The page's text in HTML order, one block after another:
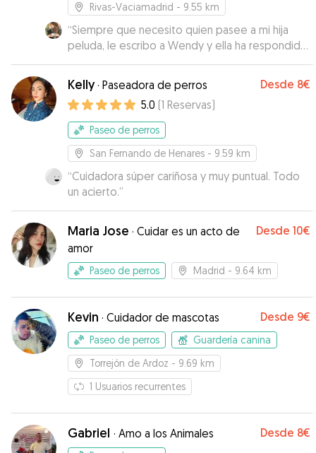
Rivas-Vaciamadrid - 9.55 km
“Siempre que necesito quien pasee a mi hija
peluda, le escribo a Wendy y ella ha respondido
hasta a mis imprevistos de última hora. Es una
cuidadora excelente a la que se le nota su amor
y su dedicación con los animales. Arwen la pasa
muy bien con ella y siempre que la ve se pone
muy muy feliz y emocionada, me consta que
juegan mucho y siempre me envía fotos de
todo lo que hacen. Incluso cuando ha habido
que darle medicinas a Arwen ella lo hace muy
eficiente y delicadamente. La recomiendo
Kelly· Paseadora de perros Desde 8€
5.0 (1 Reservas)
Paseo de perros
San Fernando de Henares - 9.59 km
“Cuidadora súper cariñosa y muy puntual. Todo
un acierto.”
Maria Jose · Cuidar es un acto de
amor
Desde 10€
Paseo de perros Madrid - 9.64 km
Kevin · Cuidador de mascotas Desde 9€
Paseo de perros
Guardería canina
Torrejón de Ardoz - 9.69 km
1 Usuarios recurrentes
Gabriel · Amo a los Animales Desde 8€